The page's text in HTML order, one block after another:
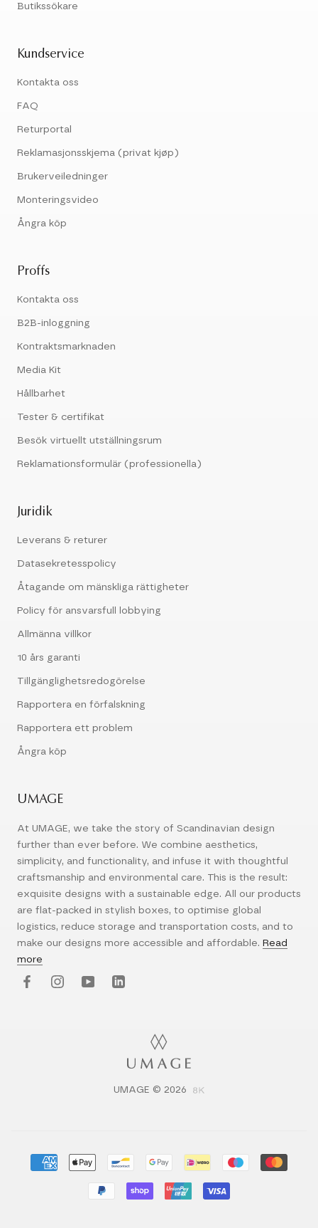
Butikssökare
Kundservice
Kontakta oss
FAQ
Returportal
Reklamasjonsskjema (privat kjøp)
Brukerveiledninger
Monteringsvideo
Ångra köp
Proffs
Kontakta oss
B2B-inloggning
Kontraktsmarknaden
Media Kit
Hållbarhet
Tester & certifikat
Besök virtuellt utställningsrum
Reklamationsformulär (professionella)
Juridik
Leverans & returer
Datasekretesspolicy
Åtagande om mänskliga rättigheter
Policy för ansvarsfull lobbying
Allmänna villkor
10 års garanti
Tillgänglighetsredogörelse
Rapportera en förfalskning
Rapportera ett problem
Ångra köp
UMAGE
At UMAGE, we take the story of Scandinavian design
further than ever before. We combine aesthetics,
simplicity, and functionality, and infuse it with thoughtful
craftsmanship and environmental care. This is the result:
exquisite designs with a sustainable edge. All our products
are flat-packed in stylish boxes, to optimise global
logistics, reduce storage and transportation costs, and to
make our designs more accessible and affordable. Read
more
UMAGE © 2026